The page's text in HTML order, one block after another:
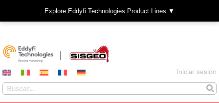
Explore Eddyfi Technologies Product Lines ▼
Iniciar sesión